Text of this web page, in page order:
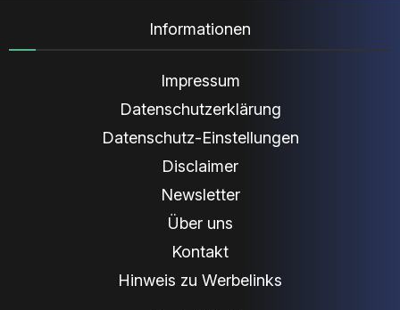
Informationen
Impressum
Datenschutzerklärung
Datenschutz-Einstellungen
Disclaimer
Newsletter
Über uns
Kontakt
Hinweis zu Werbelinks